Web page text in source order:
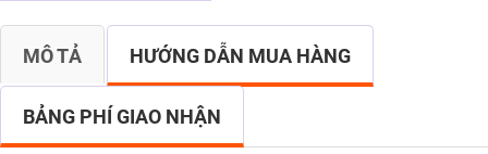
MÔ TẢ HƯỚNG DẪN MUA HÀNG
BẢNG PHÍ GIAO NHẬN